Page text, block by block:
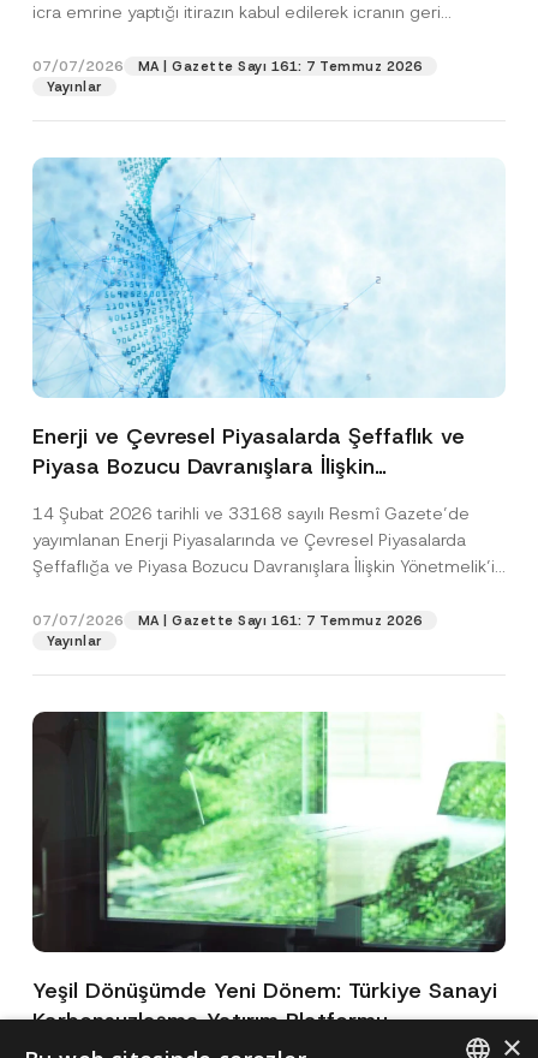
icra emrine yaptığı itirazın kabul edilerek icranın geri
07/07/2026
MA | Gazette Sayı 161: 7 Temmuz 2026
Yayınlar
Enerji ve Çevresel Piyasalarda Şeffaflık ve
Piyasa Bozucu Davranışlara İlişkin
14 Şubat 2026 tarihli ve 33168 sayılı Resmî Gazete’de
yayımlanan Enerji Piyasalarında ve Çevresel Piyasalarda
Şeffaflığa ve Piyasa Bozucu Davranışlara İlişkin Yönetmelik’in
07/07/2026
MA | Gazette Sayı 161: 7 Temmuz 2026
Yayınlar
Yeşil Dönüşümde Yeni Dönem: Türkiye Sanayi
Karbonsuzlaşma Yatırım Platformu
Oluşturuldu
×